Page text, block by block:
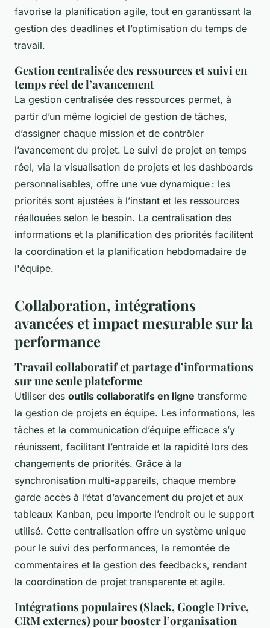
favorise la planification agile, tout en garantissant la
gestion des deadlines et l’optimisation du temps de
travail.
Gestion centralisée des ressources et suivi en
temps réel de l’avancement
La gestion centralisée des ressources permet, à
partir d’un même logiciel de gestion de tâches,
d’assigner chaque mission et de contrôler
l’avancement du projet. Le suivi de projet en temps
réel, via la visualisation de projets et les dashboards
personnalisables, offre une vue dynamique : les
priorités sont ajustées à l’instant et les ressources
réallouées selon le besoin. La centralisation des
informations et la planification des priorités facilitent
la coordination et la planification hebdomadaire de
l'équipe.
Collaboration, intégrations
avancées et impact mesurable sur la
performance
Travail collaboratif et partage d’informations
sur une seule plateforme
Utiliser des outils collaboratifs en ligne transforme
la gestion de projets en équipe. Les informations, les
tâches et la communication d’équipe efficace s’y
réunissent, facilitant l’entraide et la rapidité lors des
changements de priorités. Grâce à la
synchronisation multi-appareils, chaque membre
garde accès à l’état d’avancement du projet et aux
tableaux Kanban, peu importe l’endroit ou le support
utilisé. Cette centralisation offre un système unique
pour le suivi des performances, la remontée de
commentaires et la gestion des feedbacks, rendant
la coordination de projet transparente et agile.
Intégrations populaires (Slack, Google Drive,
CRM externes) pour booster l’organisation